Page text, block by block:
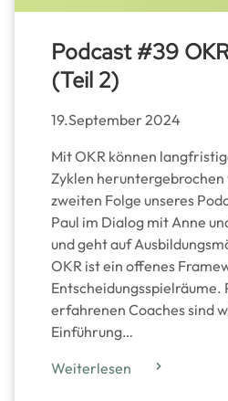
Podcast #39
(Teil 2)
19.September 2024
Mit OKR können
Zyklen
zweiten Folge unseres
Paul im Dialog mit Anne
und geht auf
OKR ist ein offenes
Entscheidungsspielräume.
erfahrenen Coaches sind
Einführung…
Weiterlesen